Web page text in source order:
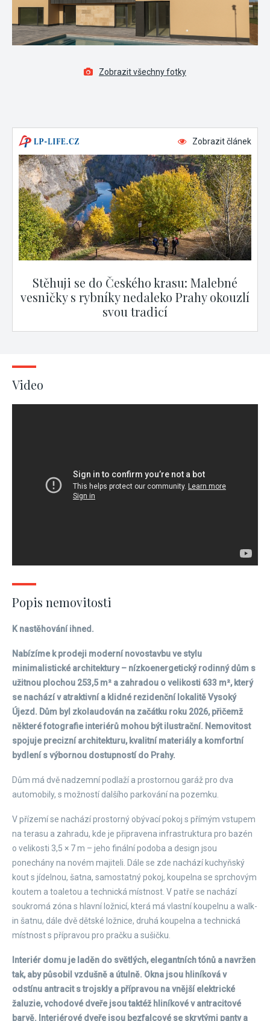
Zobrazit všechny fotky
Zobrazit článek
Stěhuji se do Českého krasu: Malebné
vesničky s rybníky nedaleko Prahy okouzlí
svou tradicí
Video
Popis nemovitosti
K nastěhování ihned.
Nabízíme k prodeji moderní novostavbu ve stylu
minimalistické architektury – nízkoenergetický rodinný dům s
užitnou plochou 253,5 m² a zahradou o velikosti 633 m², který
se nachází v atraktivní a klidné rezidenční lokalitě Vysoký
Újezd. Dům byl zkolaudován na začátku roku 2026, přičemž
některé fotografie interiérů mohou být ilustrační. Nemovitost
spojuje precizní architekturu, kvalitní materiály a komfortní
bydlení s výbornou dostupností do Prahy.
Dům má dvě nadzemní podlaží a prostornou garáž pro dva
automobily, s možností dalšího parkování na pozemku.
V přízemí se nachází prostorný obývací pokoj s přímým vstupem
na terasu a zahradu, kde je připravena infrastruktura pro bazén
o velikosti 3,5 × 7 m – jeho finální podoba a design jsou
ponechány na novém majiteli. Dále se zde nachází kuchyňský
kout s jídelnou, šatna, samostatný pokoj, koupelna se sprchovým
koutem a toaletou a technická místnost. V patře se nachází
soukromá zóna s hlavní ložnicí, která má vlastní koupelnu a walk-
in šatnu, dále dvě dětské ložnice, druhá koupelna a technická
místnost s přípravou pro pračku a sušičku.
Interiér domu je laděn do světlých, elegantních tónů a navržen
tak, aby působil vzdušně a útulně. Okna jsou hliníková v
odstínu antracit s trojskly a přípravou na vnější elektrické
žaluzie, vchodové dveře jsou taktéž hliníkové v antracitové
barvě. Interiérové dveře jsou bezfalcové se skrytými panty a